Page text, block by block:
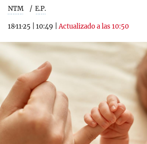
NTM E.P.
18·11·25 10:49 |Actualizado a las 10:50